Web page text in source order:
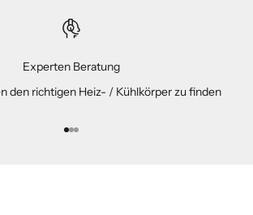
Experten Beratung
den richtigen Heiz- / Kühlkörper zu finden
Gehe zu Element 1
Gehe zu Element 2
Gehe zu Element 3